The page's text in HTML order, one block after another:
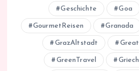
Geschichte Goa
GourmetReisen Granada
GrazAltstadt
GreenTravel